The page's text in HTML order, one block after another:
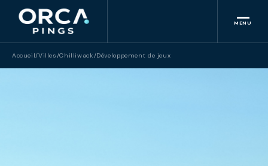
MENU
Accueil/Villes/Chilliwack/Développement de jeux